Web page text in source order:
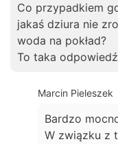
Co przypadkiem
jakaś dziura nie
woda na pokład?
To taka
Marcin Pieleszek
Bardzo
W związku z